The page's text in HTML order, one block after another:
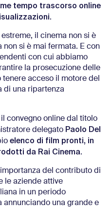
tempo trascorso online
.
il cinema non si è
non si è mai fermata. E con
con cui abbiamo
la prosecuzione delle
acceso il motore del
di una ripartenza
convegno online dal titolo
delegato Paolo Del
elenco di film pronti, in
da Rai Cinema.
del contributo di
le aziende attive
in un periodo
annunciando una grande e